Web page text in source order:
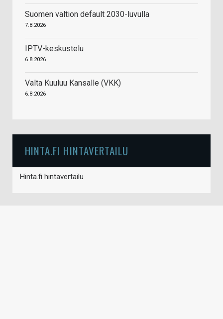
Suomen valtion default 2030-luvulla
7.8.2026
IPTV-keskustelu
6.8.2026
Valta Kuuluu Kansalle (VKK)
6.8.2026
HINTA.FI HINTAVERTAILU
Hinta.fi hintavertailu